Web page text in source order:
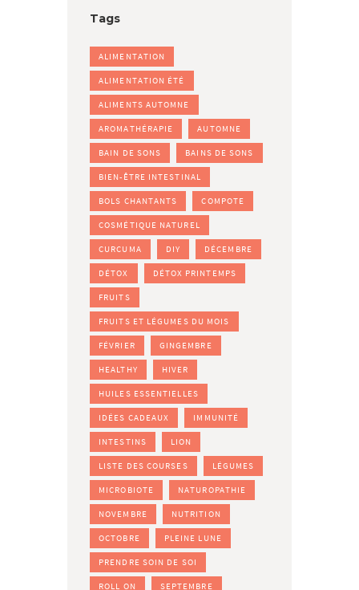
Tags
ALIMENTATION
ALIMENTATION ÉTÉ
ALIMENTS AUTOMNE
AROMATHÉRAPIE AUTOMNE
BAIN DE SONS BAINS DE SONS
BIEN-ÊTRE INTESTINAL
BOLS CHANTANTS COMPOTE
COSMÉTIQUE NATUREL
CURCUMA DIY DÉCEMBRE
DÉTOX DÉTOX PRINTEMPS
FRUITS
FRUITS ET LÉGUMES DU MOIS
FÉVRIER GINGEMBRE
HEALTHY HIVER
HUILES ESSENTIELLES
IDÉES CADEAUX IMMUNITÉ
INTESTINS LION
LISTE DES COURSES LÉGUMES
MICROBIOTE NATUROPATHIE
NOVEMBRE NUTRITION
OCTOBRE PLEINE LUNE
PRENDRE SOIN DE SOI
ROLL ON SEPTEMBRE